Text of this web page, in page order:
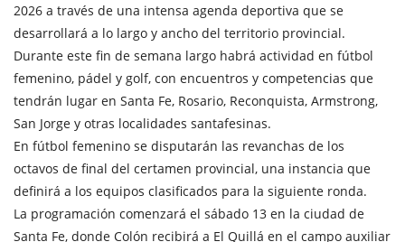
2026 a través de una intensa agenda deportiva que se
desarrollará a lo largo y ancho del territorio provincial.
Durante este fin de semana largo habrá actividad en fútbol
femenino, pádel y golf, con encuentros y competencias que
tendrán lugar en Santa Fe, Rosario, Reconquista, Armstrong,
San Jorge y otras localidades santafesinas.
En fútbol femenino se disputarán las revanchas de los
octavos de final del certamen provincial, una instancia que
definirá a los equipos clasificados para la siguiente ronda.
La programación comenzará el sábado 13 en la ciudad de
Santa Fe, donde Colón recibirá a El Quillá en el campo auxiliar